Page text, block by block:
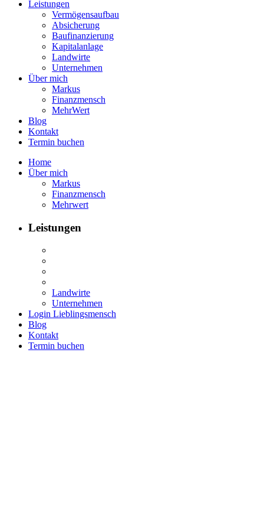
Leistungen
Vermögensaufbau
Absicherung
Baufinanzierung
Kapitalanlage
Landwirte
Unternehmen
Über mich
Markus
Finanzmensch
MehrWert
Blog
Kontakt
Termin buchen
Home
Über mich
Markus
Finanzmensch
Mehrwert
Leistungen
Landwirte
Unternehmen
Login Lieblingsmensch
Blog
Kontakt
Termin buchen